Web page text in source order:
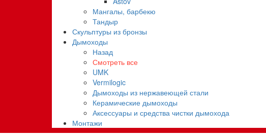
Мангалы, барбекю
Тандыр
Скульптуры из бронзы
Дымоходы
Назад
Смотреть все
UMK
Vermilogic
Дымоходы из нержавеющей стали
Керамические дымоходы
Аксессуары и средства чистки дымохода
Монтажи